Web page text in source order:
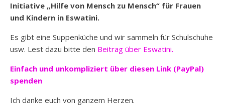
Initiative „Hilfe von Mensch zu Mensch“ für Frauen
und Kindern in Eswatini.
Es gibt eine Suppenküche und wir sammeln für Schulschuhe
usw. Lest dazu bitte den Beitrag über Eswatini.
Einfach und unkompliziert über diesen Link (PayPal)
spenden
Ich danke euch von ganzem Herzen.